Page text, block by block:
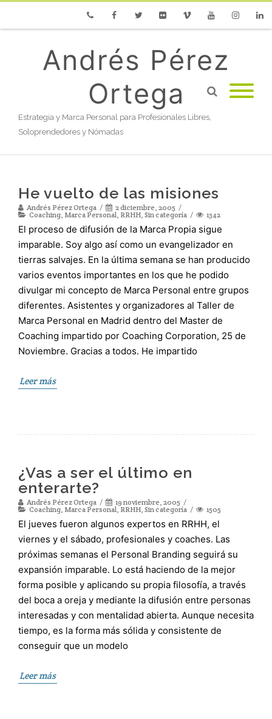
Andrés Pérez
Ortega
Estrategia y Marca Personal para Profesionales Libres,
Soloprendedores y Nómadas
He vuelto de las misiones
Andrés Pérez Ortega
2 diciembre, 2005
Coaching, Marca Personal, RRHH, Sin categoría 1342
El proceso de difusión de la Marca Propia sigue
imparable. Soy algo así como un evangelizador en
tierras salvajes. En la última semana se han producido
varios eventos importantes en los que he podido
divulgar mi concepto de Marca Personal entre grupos
diferentes. Asistentes y organizadores al Taller de
Marca Personal en Madrid dentro del Master de
Coaching impartido por Coaching Corporation, 25 de
Noviembre. Gracias a todos. He impartido
Leer más
¿Vas a ser el último en
enterarte?
Andrés Pérez Ortega
19 noviembre, 2005
Coaching, Marca Personal, RRHH, Sin categoría 1505
El jueves fueron algunos expertos en RRHH, el
viernes y el sábado, profesionales y coaches. Las
próximas semanas el Personal Branding seguirá su
expansión imparable. Lo está haciendo de la mejor
forma posible y aplicando su propia filosofía, a través
del boca a oreja y mediante la difusión entre personas
interesadas y con mentalidad abierta. Aunque necesita
tiempo, es la forma más sólida y consistente de
conseguir que un modelo
Leer más